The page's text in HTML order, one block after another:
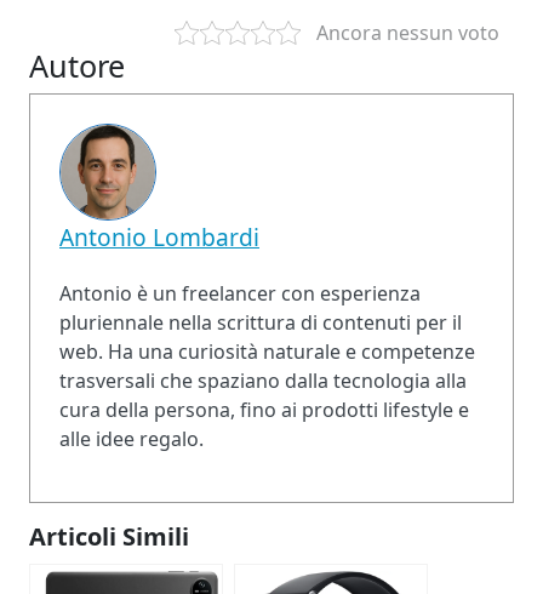
Ancora nessun voto
Autore
Antonio Lombardi
Antonio è un freelancer con esperienza
pluriennale nella scrittura di contenuti per il
web. Ha una curiosità naturale e competenze
trasversali che spaziano dalla tecnologia alla
cura della persona, fino ai prodotti lifestyle e
alle idee regalo.
Articoli Simili